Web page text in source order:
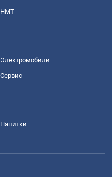
НМТ
Электромобили
Сервис
Напитки